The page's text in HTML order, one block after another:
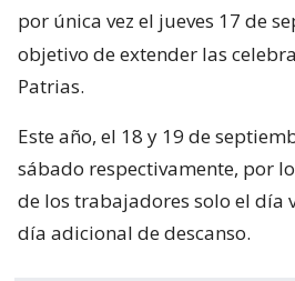
por única vez el jueves 17 de
objetivo de extender las
Patrias.
Este año, el 18 y 19 de
sábado respectivamente, por
de los trabajadores solo el día
día adicional de descanso.